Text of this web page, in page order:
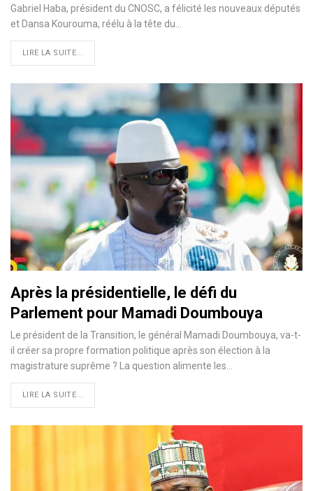
Gabriel Haba, président du CNOSC, a félicité les nouveaux députés
et Dansa Kourouma, réélu à la tête du…
LIRE LA SUITE...
Après la présidentielle, le défi du
Parlement pour Mamadi Doumbouya
Le président de la Transition, le général Mamadi Doumbouya, va-t-
il créer sa propre formation politique après son élection à la
magistrature suprême ? La question alimente les…
LIRE LA SUITE...